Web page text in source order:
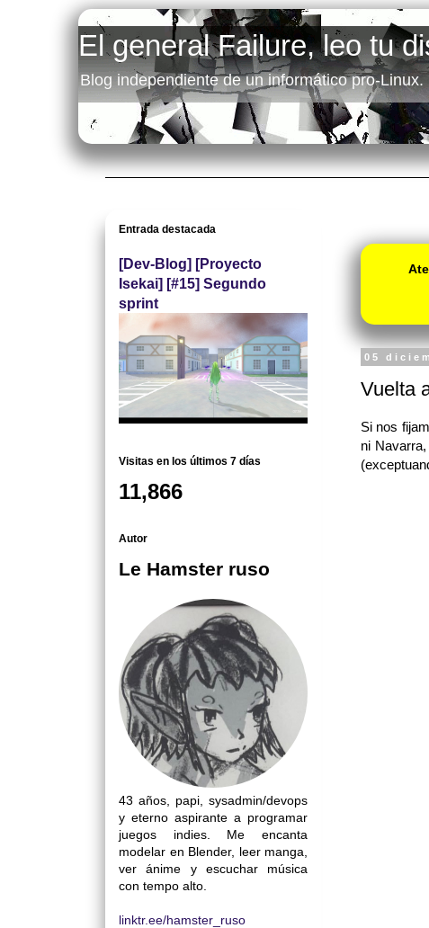
El general Failure, leo tu
Blog independiente de un informático pro-Linux.
05
Vuelta
Si nos
ni
Entrada destacada
[Dev-Blog] [Proyecto
Isekai] [#15] Segundo
sprint
Visitas en los últimos 7 días
11,866
Autor
Le Hamster ruso
43 años, papi, sysadmin/devops
y eterno aspirante a programar
juegos indies. Me encanta
modelar en Blender, leer manga,
ver ánime y escuchar música
con tempo alto.
linktr.ee/hamster_ruso